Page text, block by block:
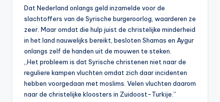
Dat Nederland onlangs geld inzamelde voor de
slachtoffers van de Syrische burgeroorlog, waarderen ze
zeer. Maar omdat die hulp juist de christelijke minderheid
in het land nauwelijks bereikt, besloten Shamas en Aygur
onlangs zelf de handen uit de mouwen te steken.
„Het probleem is dat Syrische christenen niet naar de
reguliere kampen vluchten omdat zich daar incidenten
hebben voorgedaan met moslims. Velen vluchten daarom
naar de christelijke kloosters in Zuidoost-Turkije.”